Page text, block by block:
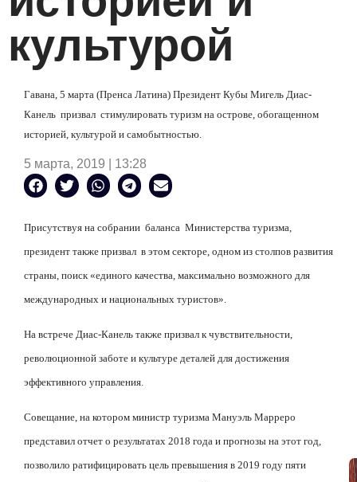
культурой
Гавана, 5 марта (Пренса Латина) Президент Кубы Мигель Диас-
Канель призвал стимулировать туризм на острове, обогащенном
историей, культурой и самобытностью.
5 марта, 2019 | 13:28
Присутствуя на собрании баланса Министерства туризма,
президент также призвал в этом секторе, одном из столпов развития
страны, поиск «единого качества, максимально возможного для
международных и национальных туристов».
На встрече Диас-Канель также призвал к чувствительности,
революционной заботе и культуре деталей для достижения
эффективного управления.
Совещание, на котором министр туризма Мануэль Марреро
представил отчет о результатах 2018 года и прогнозы на этот год,
позволило ратифицировать цель превышения в 2019 году пяти